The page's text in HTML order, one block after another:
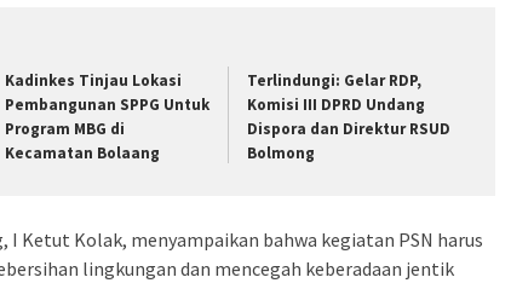
Kadinkes Tinjau Lokasi
Pembangunan SPPG Untuk
Program MBG di
Kecamatan Bolaang
Terlindungi: Gelar RDP,
Komisi III DPRD Undang
Dispora dan Direktur RSUD
Bolmong
I Ketut Kolak, menyampaikan bahwa kegiatan PSN harus
lingkungan dan mencegah keberadaan jentik